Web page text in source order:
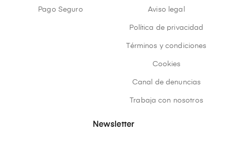
Pago Seguro Aviso legal
Política de privacidad
Términos y condiciones
Cookies
Canal de denuncias
Trabaja con nosotros
Newsletter